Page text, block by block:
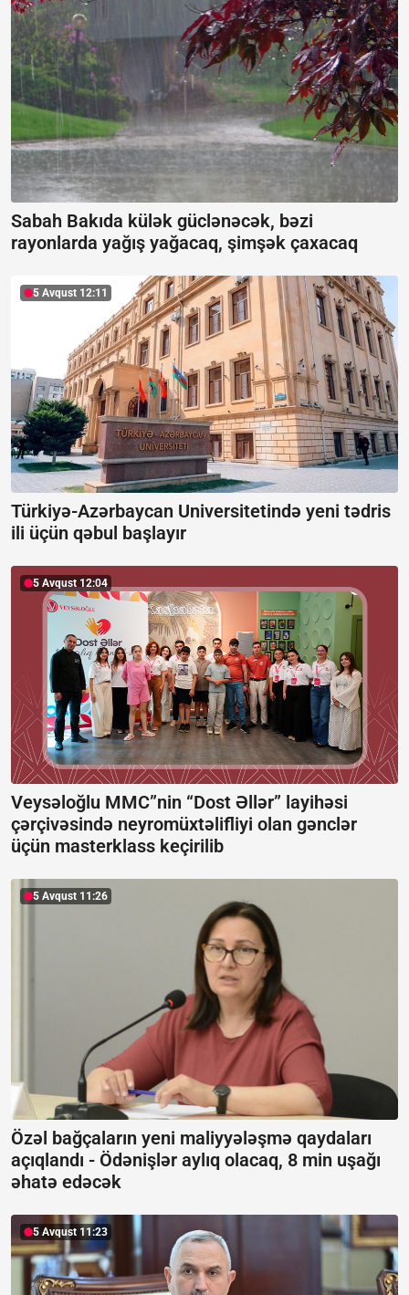
Sabah Bakıda külək güclənəcək, bəzi
rayonlarda yağış yağacaq, şimşək çaxacaq
5 Avqust 12:11
Türkiyə-Azərbaycan Universitetində yeni tədris
ili üçün qəbul başlayır
5 Avqust 12:04
Veysəloğlu MMC”nin “Dost Əllər” layihəsi
çərçivəsində neyromüxtəlifliyi olan gənclər
üçün masterklass keçirilib
5 Avqust 11:26
Özəl bağçaların yeni maliyyələşmə qaydaları
açıqlandı - Ödənişlər aylıq olacaq, 8 min uşağı
əhatə edəcək
5 Avqust 11:23